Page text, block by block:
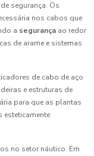
segurança. Os
nos cabos que
a segurança ao redor
de arame e sistemas
de cabo de aço
e estruturas de
para que as plantas
esteticamente
no setor náutico. Em